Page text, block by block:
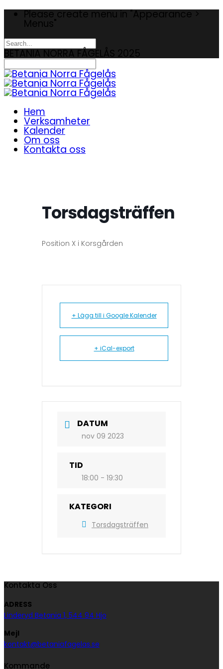
Please create menu in "Appearance >
Menus"
BETANIA NORRA FÅGELÅS 2025
Hem
Verksamheter
Kalender
Om oss
Kontakta oss
Torsdagsträffen
Position X i Korsgården
+ Lägg till i Google Kalender
+ iCal-export
DATUM
nov 09 2023
TID
18:00 - 19:30
KATEGORI
Torsdagsträffen
Kontakta Oss
ADRESS
Linderyd Betania 1, 544 94 Hjo
Mejl
kontakt@betaniafagelas.se
Kommande